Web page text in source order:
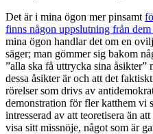
Det är i mina ögon mer pinsamt
finns någon uppslutning från
mina ögon handlar det om en
säger; man gömmer sig bakom
”alla ska få uttrycka sina
dessa åsikter är och att det
rörelser som drivs av
demonstration för fler katthem vi
intresserad av att teoretisera än
visa sitt missnöje, något som är